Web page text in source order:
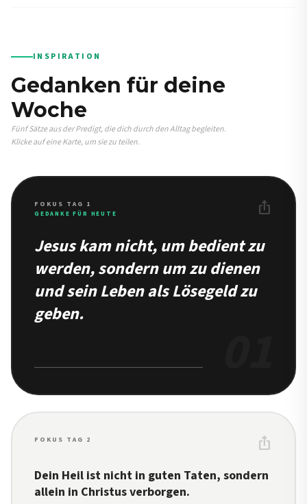
INSPIRATION
Gedanken für deine
Woche
Fünf Sätze aus der Predigt, die dich durch den Alltag begleiten.
Klicke auf eine Karte, um sie zu teilen.
FOKUS TAG 1
GEDANKE FÜR HEUTE ios_share
Jesus kam nicht, um bedient zu
werden, sondern um zu dienen
und sein Leben als Lösegeld zu
geben.
FOKUS TAG 2 ios_share
Dein Heil ist nicht in guten Taten, sondern
allein in Christus verborgen.